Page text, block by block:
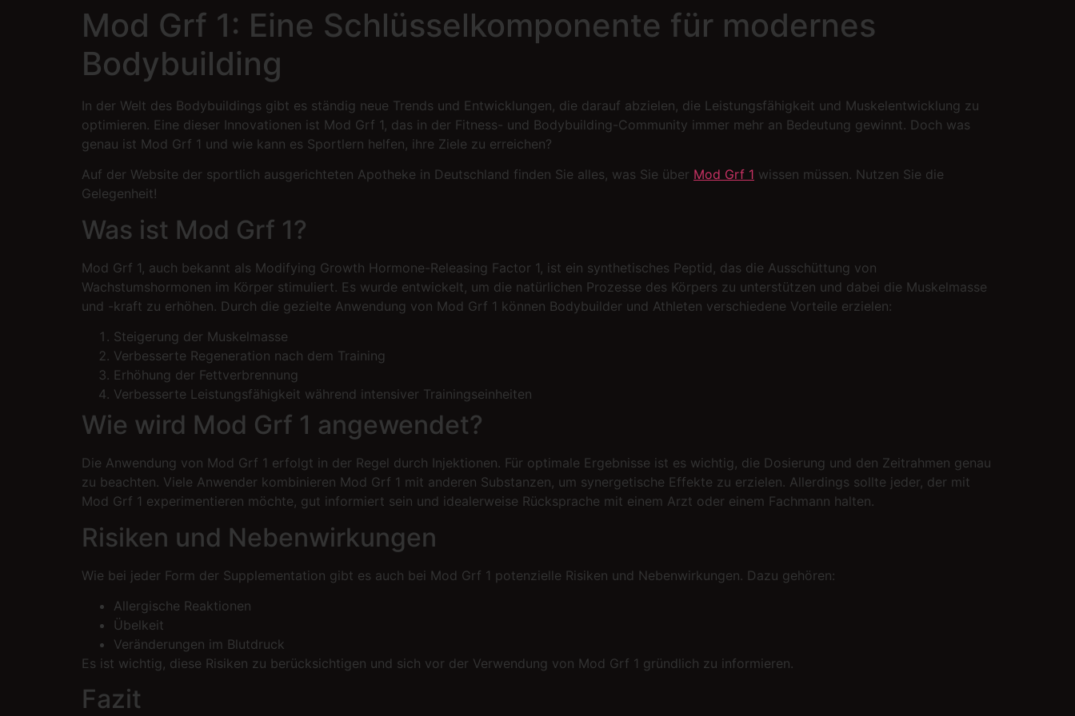
Mod Grf 1: Eine Schlüsselkomponente für modernes
Bodybuilding
In der Welt des Bodybuildings gibt es ständig neue Trends und Entwicklungen, die darauf abzielen, die Leistungsfähigkeit und Muskelentwicklung zu
optimieren. Eine dieser Innovationen ist Mod Grf 1, das in der Fitness- und Bodybuilding-Community immer mehr an Bedeutung gewinnt. Doch was
genau ist Mod Grf 1 und wie kann es Sportlern helfen, ihre Ziele zu erreichen?
Auf der Website der sportlich ausgerichteten Apotheke in Deutschland finden Sie alles, was Sie über Mod Grf 1 wissen müssen. Nutzen Sie die
Gelegenheit!
Was ist Mod Grf 1?
Mod Grf 1, auch bekannt als Modifying Growth Hormone-Releasing Factor 1, ist ein synthetisches Peptid, das die Ausschüttung von
Wachstumshormonen im Körper stimuliert. Es wurde entwickelt, um die natürlichen Prozesse des Körpers zu unterstützen und dabei die Muskelmasse
und -kraft zu erhöhen. Durch die gezielte Anwendung von Mod Grf 1 können Bodybuilder und Athleten verschiedene Vorteile erzielen:
Steigerung der Muskelmasse
Verbesserte Regeneration nach dem Training
Erhöhung der Fettverbrennung
Verbesserte Leistungsfähigkeit während intensiver Trainingseinheiten
Wie wird Mod Grf 1 angewendet?
Die Anwendung von Mod Grf 1 erfolgt in der Regel durch Injektionen. Für optimale Ergebnisse ist es wichtig, die Dosierung und den Zeitrahmen genau
zu beachten. Viele Anwender kombinieren Mod Grf 1 mit anderen Substanzen, um synergetische Effekte zu erzielen. Allerdings sollte jeder, der mit
Mod Grf 1 experimentieren möchte, gut informiert sein und idealerweise Rücksprache mit einem Arzt oder einem Fachmann halten.
Risiken und Nebenwirkungen
Wie bei jeder Form der Supplementation gibt es auch bei Mod Grf 1 potenzielle Risiken und Nebenwirkungen. Dazu gehören:
Allergische Reaktionen
Übelkeit
Veränderungen im Blutdruck
Es ist wichtig, diese Risiken zu berücksichtigen und sich vor der Verwendung von Mod Grf 1 gründlich zu informieren.
Fazit